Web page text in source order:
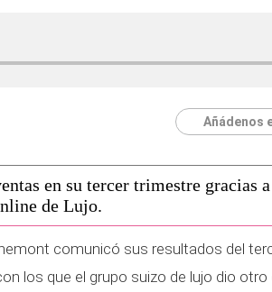
Añádenos
en su tercer trimestre gracias a
de Lujo.
comunicó sus resultados del
los que el grupo suizo de lujo dio otro